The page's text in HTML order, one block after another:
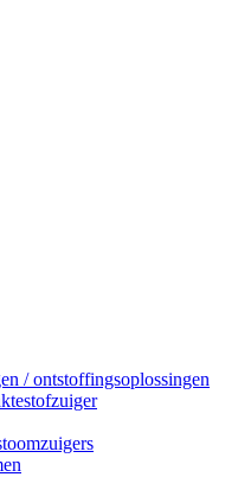
/ ontstoffingsoplossingen